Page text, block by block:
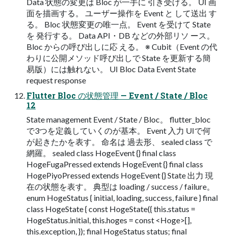
面を描画する。 ユーザー操作を Event と して送出 す
る。 Bloc 状態変更の唯一点。 Event を受けて State
を 発行する。 Data API・DB などの外部リソ ース。
Bloc からの呼び出しに応 える。 ※ Cubit（Event の代
わりに公開メソッド呼び出しで State を更新する簡
易版）には触れない。 UI Bloc Data Event State
request response
Flutter Bloc の状態管理 — Event / State / Bloc
12
State management Event / State / Bloc。 flutter_bloc
で3つを定義していくのが基本。 Event 入力 UIで何
が起きたかを表す。 命名は 過去形、 sealed class で
網羅。 sealed class HogeEvent {} final class
HogeFugaPressed extends HogeEvent {} final class
HogePiyoPressed extends HogeEvent {} State 出力 現
在の状態を表す。 典型は loading / success / failure。
enum HogeStatus { initial, loading, success, failure } final
class HogeState { const HogeState({ this.status =
HogeStatus.initial, this.hoges = const <Hoge>[],
this.exception, }); final HogeStatus status; final